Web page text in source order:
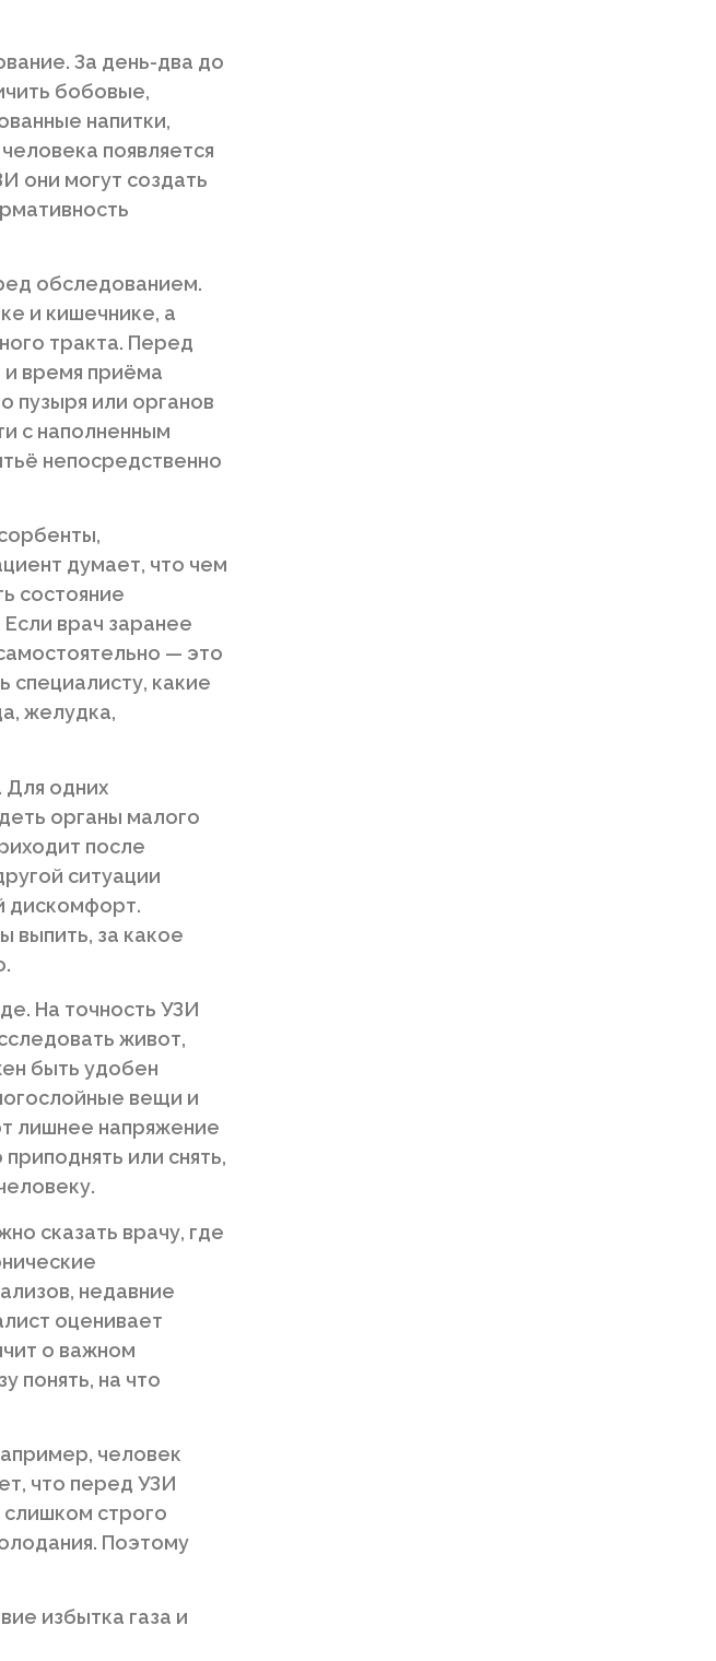
За день-два до
бобовые,
напитки,
появляется
они могут создать
обследованием.
и кишечнике, а
тракта. Перед
время приёма
пузыря или органов
с наполненным
непосредственно
думает, что чем
состояние
врач заранее
— это
специалисту, какие
желудка,
Для одних
органы малого
после
ситуации
дискомфорт.
выпить, за какое
На точность УЗИ
живот,
быть удобен
вещи и
лишнее напряжение
или снять,
сказать врачу, где
недавние
оценивает
о важном
понять, на что
человек
что перед УЗИ
строго
Поэтому
избытка газа и